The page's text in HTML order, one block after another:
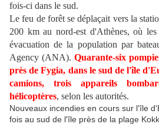
fois-ci dans le sud.
Le feu de forêt se déplaçait vers la
200 km au nord-est d'Athènes, où les
évacuation de la population par
Agency (ANA). Quarante-six
près de Fygia, dans le sud de l'île
camions, trois appareils
hélicoptères, selon les autorités.
Nouveaux incendies en cours sur l'île
fois au sud de l'île près de la plage